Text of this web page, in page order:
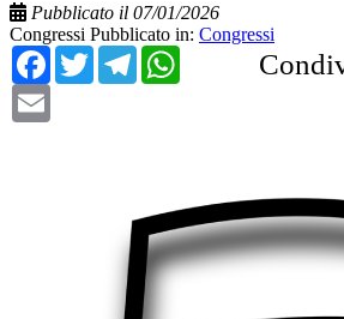
Pubblicato il 07/01/2026
Congressi Pubblicato in: Congressi
Facebook
TwitterTelegramWhatsApp
Email